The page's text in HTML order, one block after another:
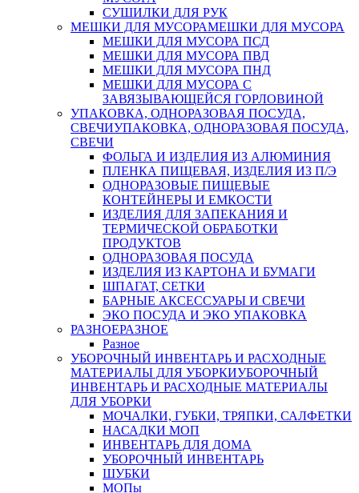
СУШИЛКИ ДЛЯ РУК
МЕШКИ ДЛЯ МУСОРАМЕШКИ ДЛЯ МУСОРА
МЕШКИ ДЛЯ МУСОРА ПСД
МЕШКИ ДЛЯ МУСОРА ПВД
МЕШКИ ДЛЯ МУСОРА ПНД
МЕШКИ ДЛЯ МУСОРА С
ЗАВЯЗЫВАЮЩЕЙСЯ ГОРЛОВИНОЙ
УПАКОВКА, ОДНОРАЗОВАЯ ПОСУДА,
СВЕЧИУПАКОВКА, ОДНОРАЗОВАЯ ПОСУДА,
СВЕЧИ
ФОЛЬГА И ИЗДЕЛИЯ ИЗ АЛЮМИНИЯ
ПЛЕНКА ПИЩЕВАЯ, ИЗДЕЛИЯ ИЗ П/Э
ОДНОРАЗОВЫЕ ПИЩЕВЫЕ
КОНТЕЙНЕРЫ И ЕМКОСТИ
ИЗДЕЛИЯ ДЛЯ ЗАПЕКАНИЯ И
ТЕРМИЧЕСКОЙ ОБРАБОТКИ
ПРОДУКТОВ
ОДНОРАЗОВАЯ ПОСУДА
ИЗДЕЛИЯ ИЗ КАРТОНА И БУМАГИ
ШПАГАТ, СЕТКИ
БАРНЫЕ АКСЕССУАРЫ И СВЕЧИ
ЭКО ПОСУДА И ЭКО УПАКОВКА
РАЗНОЕРАЗНОЕ
Разное
УБОРОЧНЫЙ ИНВЕНТАРЬ И РАСХОДНЫЕ
МАТЕРИАЛЫ ДЛЯ УБОРКИУБОРОЧНЫЙ
ИНВЕНТАРЬ И РАСХОДНЫЕ МАТЕРИАЛЫ
ДЛЯ УБОРКИ
МОЧАЛКИ, ГУБКИ, ТРЯПКИ, САЛФЕТКИ
НАСАДКИ МОП
ИНВЕНТАРЬ ДЛЯ ДОМА
УБОРОЧНЫЙ ИНВЕНТАРЬ
ШУБКИ
МОПы